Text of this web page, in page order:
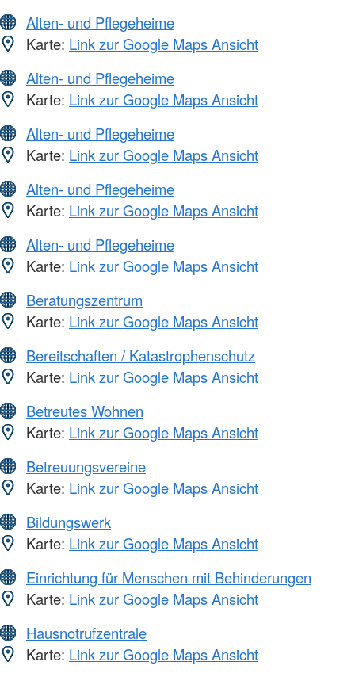
Alten- und Pflegeheime
Karte: Link zur Google Maps Ansicht
Alten- und Pflegeheime
Karte: Link zur Google Maps Ansicht
Alten- und Pflegeheime
Karte: Link zur Google Maps Ansicht
Alten- und Pflegeheime
Karte: Link zur Google Maps Ansicht
Alten- und Pflegeheime
Karte: Link zur Google Maps Ansicht
Beratungszentrum
Karte: Link zur Google Maps Ansicht
Bereitschaften / Katastrophenschutz
Karte: Link zur Google Maps Ansicht
Betreutes Wohnen
Karte: Link zur Google Maps Ansicht
Betreuungsvereine
Karte: Link zur Google Maps Ansicht
Bildungswerk
Karte: Link zur Google Maps Ansicht
Einrichtung für Menschen mit Behinderungen
Karte: Link zur Google Maps Ansicht
Hausnotrufzentrale
Karte: Link zur Google Maps Ansicht